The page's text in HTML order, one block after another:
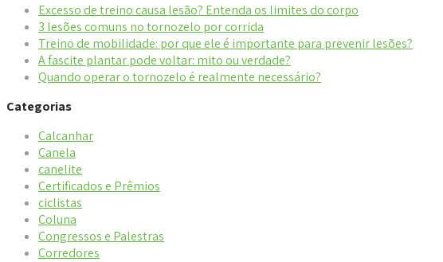
Excesso de treino causa lesão? Entenda os limites do corpo
3 lesões comuns no tornozelo por corrida
Treino de mobilidade: por que ele é importante para prevenir lesões?
A fascite plantar pode voltar: mito ou verdade?
Quando operar o tornozelo é realmente necessário?
Categorias
Calcanhar
Canela
canelite
Certificados e Prêmios
ciclistas
Coluna
Congressos e Palestras
Corredores